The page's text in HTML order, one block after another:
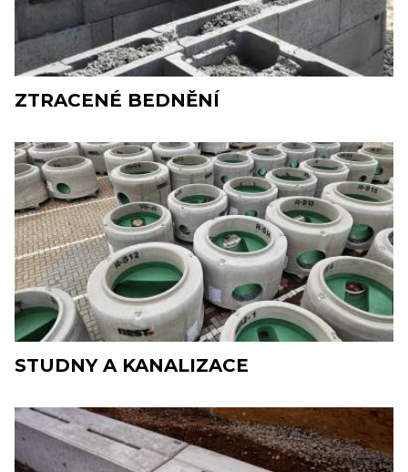
ZTRACENÉ BEDNĚNÍ
STUDNY A KANALIZACE